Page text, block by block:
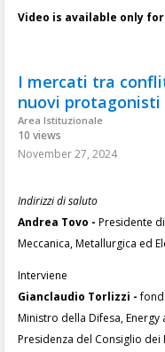
Video is available only
I mercati tra
nuovi
Area Istituzionale
10 views
November 27, 2024
Indirizzi di saluto
Andrea Tovo - Presidente
Meccanica, Metallurgica ed
Interviene
Gianclaudio Torlizzi -
Ministro della Difesa,
Presidenza del Consiglio dei